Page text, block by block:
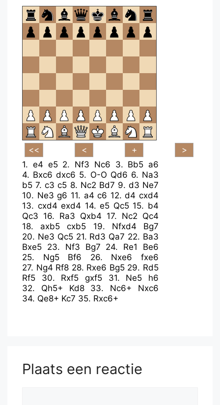
om
te
openen.
1. e4 e5 2. Nf3 Nc6 3. Bb5 a6
4. Bxc6 dxc6 5. O-O Qd6 6. Na3
b5 7.c3 c5 8. Nc2 Bd7 9. d3 Ne7
10. Ne3 g6 11. a4 c6 12.d4 cxd4
13. cxd4 exd4 14.e5 Qc5 15. b4
Qc3 16. Ra3 Qxb4 17. Nc2 Qc4
18. axb5 cxb5 19. Nfxd4
Bg7
20. Ne3 Qc5 21. Rd3 Qa7 22. Ba3
Bxe5 23. Nf3 Bg7 24. Re1
Be6
25. Ng5 Bf6 26. Nxe6
fxe6
27. Ng4 Rf8 28. Rxe6 Bg5 29. Rd5
Rf5
30. Rxf5 gxf5 31. Ne5
h6
32. Qh5+ Kd8 33. Nc6+
Nxc6
34. Qe8+ Kc7 35. Rxc6+
Plaats een reactie